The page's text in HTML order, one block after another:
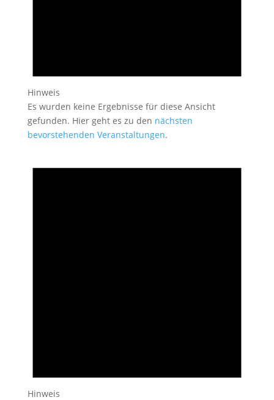
Hinweis
Es wurden keine Ergebnisse für diese Ansicht
gefunden. Hier geht es zu den nächsten
bevorstehenden Veranstaltungen.
Hinweis